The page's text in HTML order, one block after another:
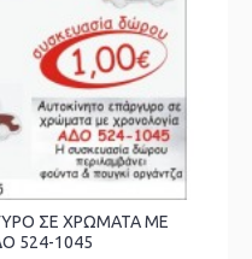
ΣΕ ΧΡΩΜΑΤΑ ΜΕ
524-1045